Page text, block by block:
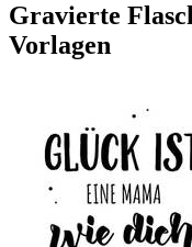
Gravierte
Vorlagen